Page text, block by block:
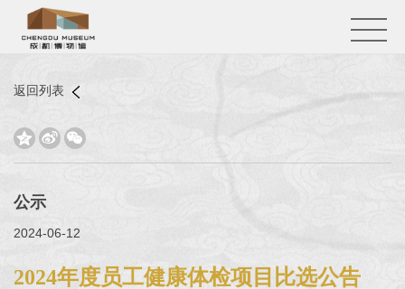
返回列表
  
公示
2024-06-12
2024年度员工健康体检项目比选公告